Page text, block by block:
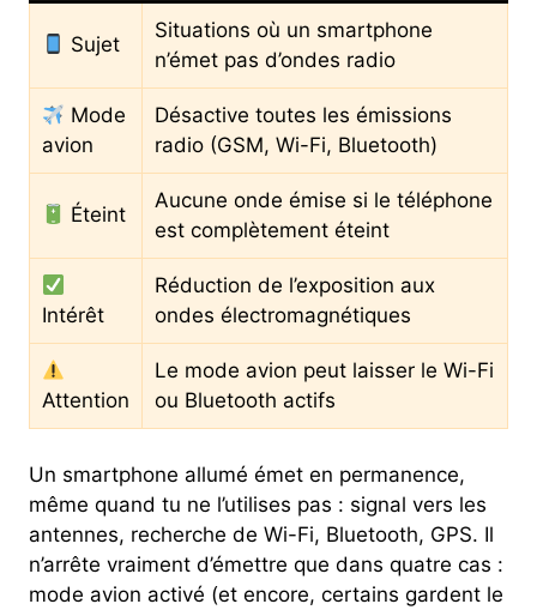
Sujet
Situations où un smartphone
n’émet pas d’ondes radio
Mode
avion
Désactive toutes les émissions
radio (GSM, Wi-Fi, Bluetooth)
Éteint
Aucune onde émise si le téléphone
est complètement éteint
Intérêt
Réduction de l’exposition aux
ondes électromagnétiques
Attention
Le mode avion peut laisser le Wi-Fi
ou Bluetooth actifs
Un smartphone allumé émet en permanence,
même quand tu ne l’utilises pas : signal vers les
antennes, recherche de Wi-Fi, Bluetooth, GPS. Il
n’arrête vraiment d’émettre que dans quatre cas :
mode avion activé (et encore, certains gardent le